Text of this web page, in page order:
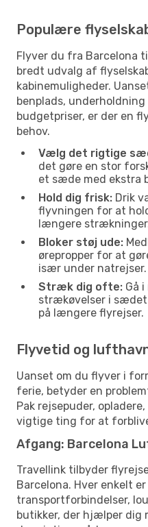
Populære
Flyver du fra Barcelona
bredt udvalg af
kabinemuligheder.
benplads,
budgetpriser, er der en
behov.
Vælg det rigtige
det gøre en stor
et sæde med ekstra
Hold dig frisk: Drik
flyvningen for at
længere
Bloker støj ude:
ørepropper for at
især under natrejser.
Stræk dig ofte: Gå
strækøvelser i
på længere flyrejser.
Flyvetid og
Uanset om du flyver i
ferie, betyder en
Pak rejsepuder,
vigtige ting for at
Afgang: Barcelona
Travellink tilbyder
Barcelona. Hver enkelt
transportforbindelser,
butikker, der hjælper dig